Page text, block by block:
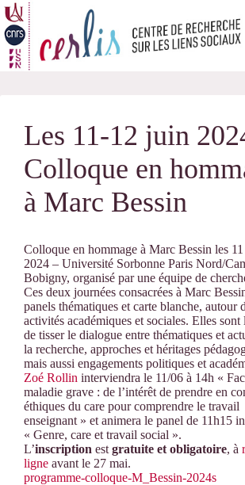
Passer
au
contenu
Les 11-12 juin
Colloque en
à Marc Bessin
Colloque en hommage à Marc Bessin les
2024 – Université Sorbonne Paris Nord/
Bobigny, organisé par une équipe de
Ces deux journées consacrées à Marc
panels thématiques et carte blanche, autour
activités académiques et sociales. Elles sont
de tisser le dialogue entre thématiques et
la recherche, approches et héritages
mais aussi engagements politiques et
Zoé Rollin interviendra le 11/06 à 14h «
maladie grave : de l’intérêt de prendre en
éthiques du care pour comprendre le travail
enseignant » et animera le panel de 11h15
« Genre, care et travail social ».
L’inscription est gratuite et obligatoire, à
ligne avant le 27 mai.
programme-colloque-M_Bessin-2024s